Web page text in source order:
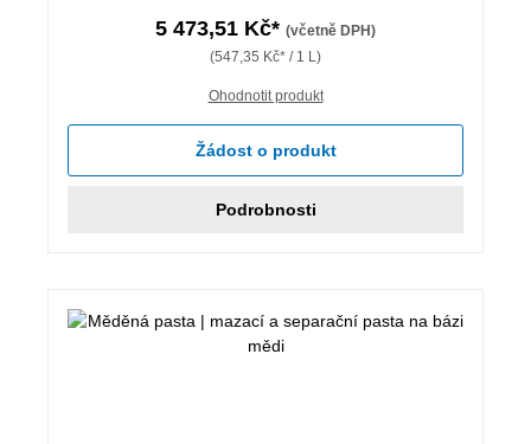
5 473,51 Kč* (včetně DPH)
(547,35 Kč* / 1 L)
Ohodnotit produkt
Žádost o produkt
Podrobnosti